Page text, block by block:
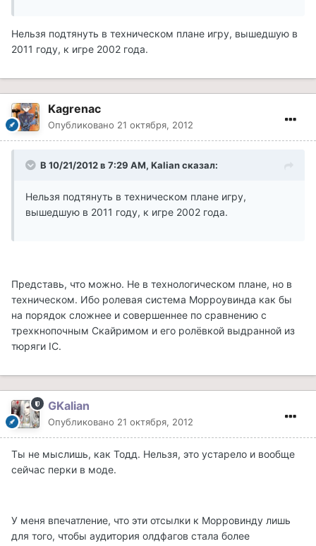
Нельзя подтянуть в техническом плане игру, вышедшую в
2011 году, к игре 2002 года.
Kagrenac
Опубликовано 21 октября, 2012
В 10/21/2012 в 7:29 AM, Kalian сказал:
Нельзя подтянуть в техническом плане игру,
вышедшую в 2011 году, к игре 2002 года.
Представь, что можно. Не в технологическом плане, но в
техническом. Ибо ролевая система Морроувинда как бы
на порядок сложнее и совершеннее по сравнению с
трехкнопочным Скайримом и его ролёвкой выдранной из
тюряги IC.
GKalian
Опубликовано 21 октября, 2012
Ты не мыслишь, как Тодд. Нельзя, это устарело и вообще
сейчас перки в моде.
У меня впечатление, что эти отсылки к Морровинду лишь
для того, чтобы аудитория олдфагов стала более